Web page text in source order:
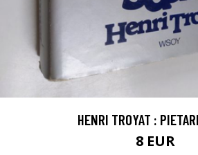
HENRI TROYAT :
8 EUR